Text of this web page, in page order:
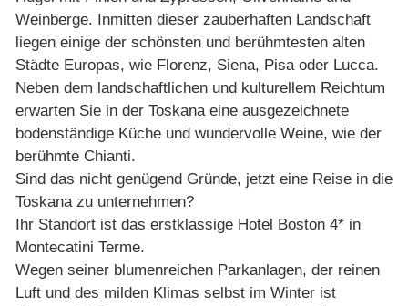
Weinberge. Inmitten dieser zauberhaften Landschaft
liegen einige der schönsten und berühmtesten alten
Städte Europas, wie Florenz, Siena, Pisa oder Lucca.
Neben dem landschaftlichen und kulturellem Reichtum
erwarten Sie in der Toskana eine ausgezeichnete
bodenständige Küche und wundervolle Weine, wie der
berühmte Chianti.
Sind das nicht genügend Gründe, jetzt eine Reise in die
Toskana zu unternehmen?
Ihr Standort ist das erstklassige Hotel Boston 4* in
Montecatini Terme.
Wegen seiner blumenreichen Parkanlagen, der reinen
Luft und des milden Klimas selbst im Winter ist